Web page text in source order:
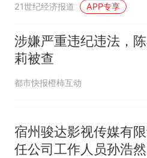
21世纪经济报道 APP专享
涉嫌严重违纪违法，
莉被查
都市快报橙柿互动
宿州骏达影视传媒有
任公司工作人员孙浩然